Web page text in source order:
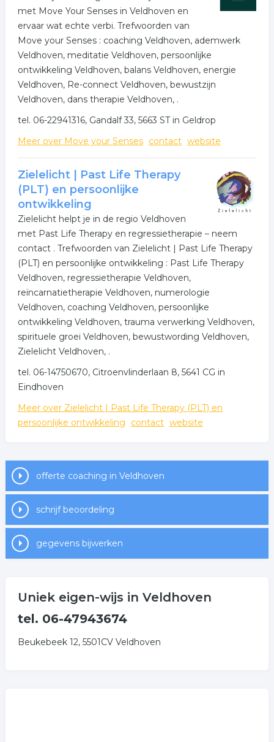
met Move Your Senses in Veldhoven en
ervaar wat echte verbi. Trefwoorden van
Move your Senses : coaching Veldhoven, ademwerk
Veldhoven, meditatie Veldhoven, persoonlijke
ontwikkeling Veldhoven, balans Veldhoven, energie
Veldhoven, Re-connect Veldhoven, bewustzijn
Veldhoven, dans therapie Veldhoven, .
tel. 06-22941316, Gandalf 33, 5663 ST in Geldrop
Meer over Move your Senses contact website
Zielelicht | Past Life Therapy
(PLT) en persoonlijke
ontwikkeling
Zielelicht helpt je in de regio Veldhoven
met Past Life Therapy en regressietherapie – neem
contact . Trefwoorden van Zielelicht | Past Life Therapy
(PLT) en persoonlijke ontwikkeling : Past Life Therapy
Veldhoven, regressietherapie Veldhoven,
reïncarnatietherapie Veldhoven, numerologie
Veldhoven, coaching Veldhoven, persoonlijke
ontwikkeling Veldhoven, trauma verwerking Veldhoven,
spirituele groei Veldhoven, bewustwording Veldhoven,
Zielelicht Veldhoven, .
tel. 06-14750670, Citroenvlinderlaan 8, 5641 CG in
Eindhoven
Meer over Zielelicht | Past Life Therapy (PLT) en
persoonlijke ontwikkeling
contact website
offerte coaching in Veldhoven
schrijf beoordeling
gegevens bijwerken
Uniek eigen-wijs in Veldhoven
tel. 06-47943674
Beukebeek 12, 5501CV Veldhoven